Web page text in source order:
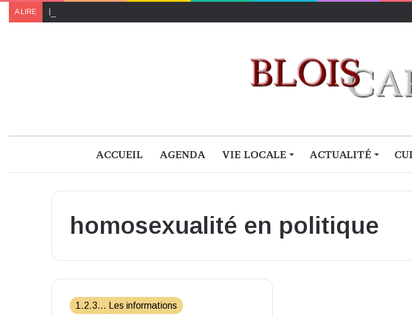
A LIRE
ACCUEIL AGENDA VIE LOCALE ACTUALITÉ
homosexualité en politique
1.2.3... Les informations